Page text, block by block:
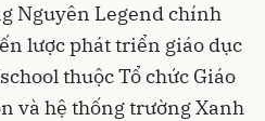
Nguyên Legend chính
lược phát triển giáo dục
thuộc Tổ chức Giáo
và hệ thống trường Xanh